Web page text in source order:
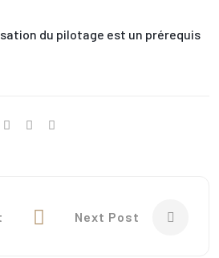
du pilotage est un prérequis
Next Post